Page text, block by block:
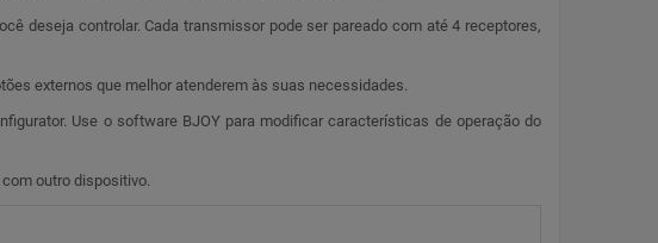
deseja controlar. Cada transmissor pode ser pareado com até 4 receptores,
externos que melhor atenderem às suas necessidades.
Use o software BJOY para modificar características de operação do
outro dispositivo.